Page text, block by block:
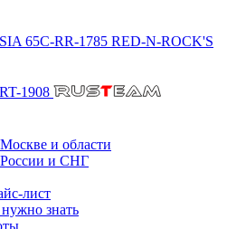
65C-RR-1785 RED-N-ROCK'S
1908
и области
России и СНГ
лист
знать